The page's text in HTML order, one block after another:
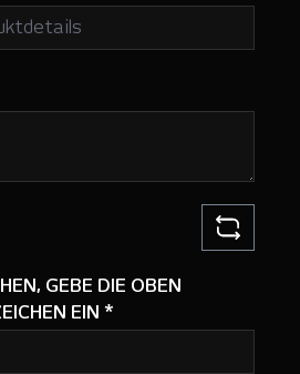
GEBE DIE OBEN
EIN *